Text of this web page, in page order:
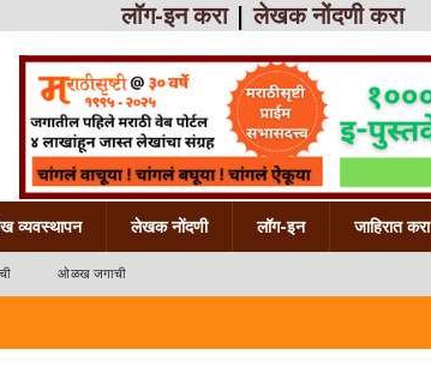
लॉग-इन करा|लेखक नोंदणी करा
व्यवस्थापन लेखक नोंदणी लॉग-इन जाहिरात करा
ओळख जगाची